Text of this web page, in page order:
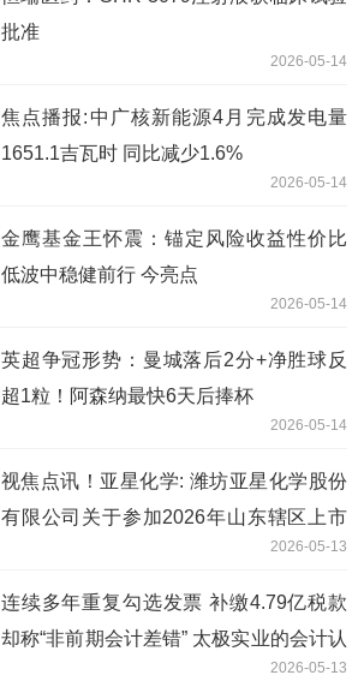
批准
2026-05-14
焦点播报:中广核新能源4月完成发电量
1651.1吉瓦时 同比减少1.6%
2026-05-14
金鹰基金王怀震：锚定风险收益性价比
低波中稳健前行 今亮点
2026-05-14
英超争冠形势：曼城落后2分+净胜球反
超1粒！阿森纳最快6天后捧杯
2026-05-14
视焦点讯！亚星化学: 潍坊亚星化学股份
有限公司关于参加2026年山东辖区上市
公司投资者网上集体接待日活动的公告
2026-05-13
连续多年重复勾选发票 补缴4.79亿税款
却称“非前期会计差错” 太极实业的会计认
2026-05-13